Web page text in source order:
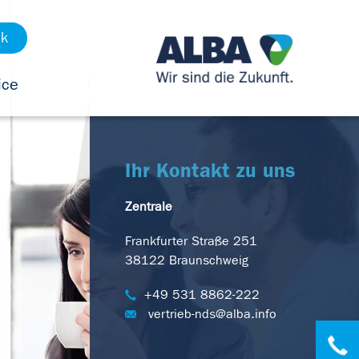
Ihr Kontakt zu uns
Zentrale
Frankfurter Straße 251
38122 Braunschweig
+49 531 8862-222
vertrieb-nds@alba.info